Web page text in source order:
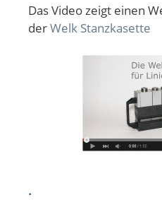
Das Video zeigt einen
derWelk Stanzkasette
.